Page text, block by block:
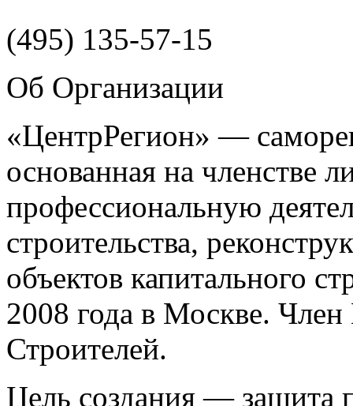
(495) 135-57-15
Об Организации
«ЦентрРегион» —
основанная на членстве
профессиональную
строительства,
объектов капитального
2008 года в Москве.
Строителей.
Цель создания — защита